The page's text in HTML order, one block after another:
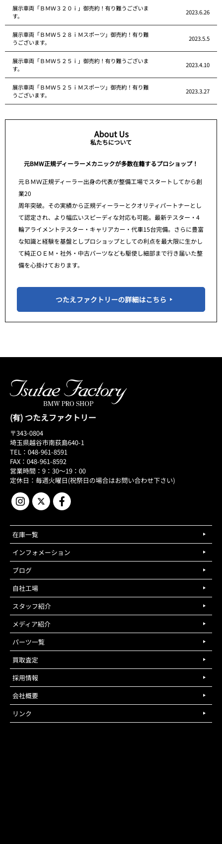
展示車両「ＢＭＷ３２０ｉ」御売約！有り難うございま
す。
2023.6.26
展示車両「ＢＭＷ５２８ｉＭスポーツ」御売約！有り難
うございます。
2023.5.5
展示車両「ＢＭＷ５２５ｉ」御売約！有り難うございま
す。
2023.4.10
展示車両「ＢＭＷ５２５ｉＭスポーツ」御売約！有り難
うございます。
2023.3.27
About Us
私たちについて
元BMW正規ディーラーメカニックが多数在籍するプロショップ！
元ＢＭＷ正規ディーラー出身の代表が整備工場でスタートしてから創
業20
周年突破。その実績から正規ディーラーとクオリティパートナーとし
て認定され、より幅広いスピーディな対応も可能。最新テスター・4
輪アライメントテスター・キャリアカー・代車15台完備。さらに豊富
な知識と経験を基盤としプロショップとしての利点を最大限に生かし
て純正ＯＥＭ・社外・中古パーツなども駆使し細部まで行き届いた整
備を心掛けております。
つたえファクトリーの詳細はこちら
(有) つたえファクトリー
〒343-0804
埼玉県越谷市南荻島640-1
TEL：048-961-8591
FAX：048-961-8592
営業時間：9：30～19：00
定休日：毎週火曜日(祝祭日の場合はお問い合わせ下さい)
在庫一覧
インフォメーション
ブログ
自社工場
スタッフ紹介
メディア紹介
パーツ一覧
買取査定
採用情報
会社概要
リンク